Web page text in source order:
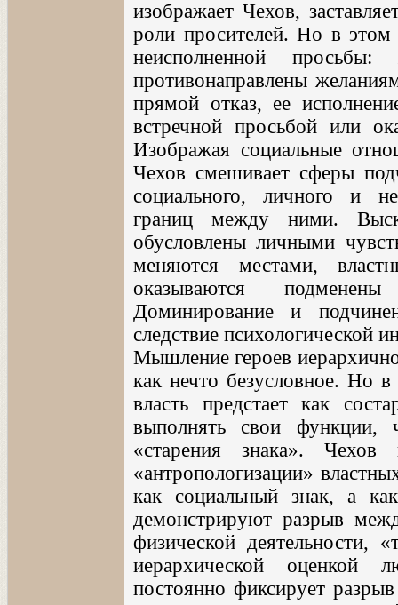
изображает Чехов,
роли просителей. Но в этом
неисполненной
противонаправлены
прямой отказ, ее
встречной просьбой или
Изображая социальные
Чехов смешивает сферы
социального, личного и
границ между ними.
обусловлены личными
меняются местами,
оказываются
Доминирование и
следствие психологической
Мышление героев
как нечто безусловное. Но
власть предстает как
выполнять свои функции,
«старения знака». Чехов
«антропологизации»
как социальный знак, а
демонстрируют разрыв
физической деятельности,
иерархической оценкой
постоянно фиксирует